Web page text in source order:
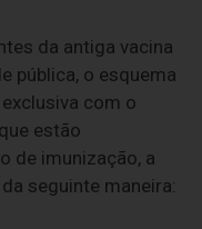
da antiga vacina
pública, o esquema
com o
estão
de imunização, a
seguinte maneira: